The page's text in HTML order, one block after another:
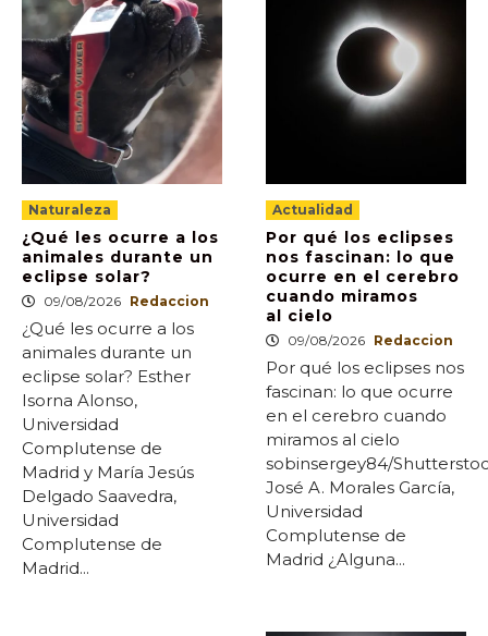
Naturaleza
¿Qué les ocurre a los
animales durante un
eclipse solar?
09/08/2026 Redaccion
¿Qué les ocurre a los
animales durante un
eclipse solar? Esther
Isorna Alonso,
Universidad
Complutense de
Madrid y María Jesús
Delgado Saavedra,
Universidad
Complutense de
Madrid...
Actualidad
Por qué los eclipses
nos fascinan: lo que
ocurre en el cerebro
cuando miramos
al cielo
09/08/2026 Redaccion
Por qué los eclipses nos
fascinan: lo que ocurre
en el cerebro cuando
miramos al cielo
sobinsergey84/
José A. Morales García,
Universidad
Complutense de
Madrid ¿Alguna...